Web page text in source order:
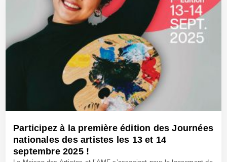
Participez à la première édition des Journées
nationales des artistes les 13 et 14
septembre 2025 !